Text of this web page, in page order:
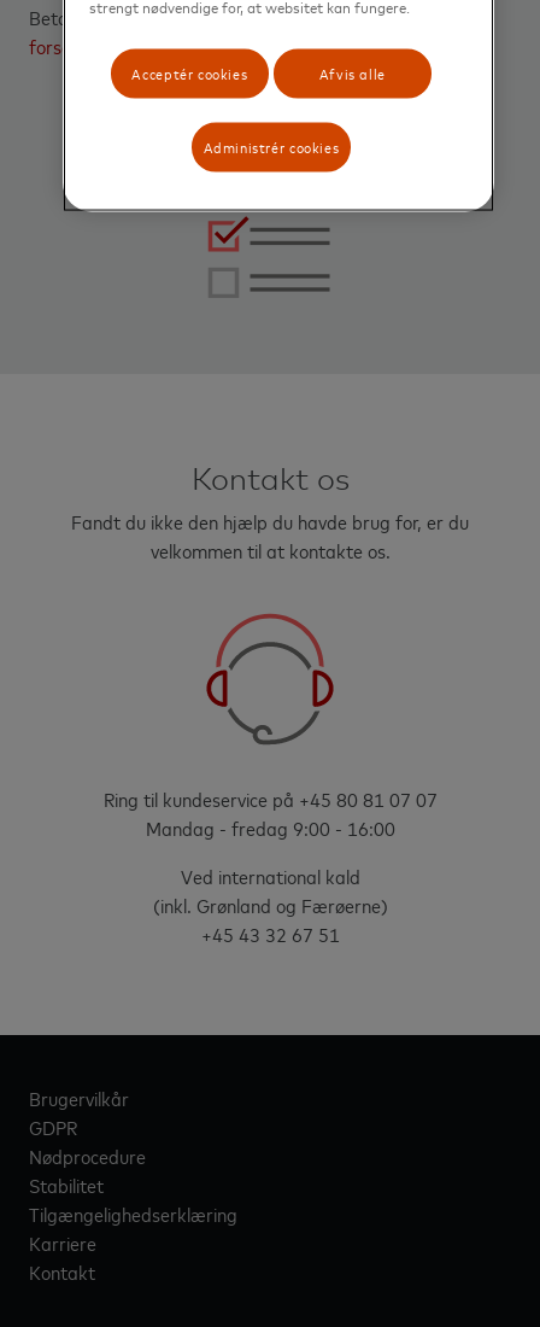
Betalingsservice med Indbetalingskort sat op til
forsendelse
Kontakt os
Fandt du ikke den hjælp du havde brug for, er du
velkommen til at kontakte os.
Ring til kundeservice på +45 80 81 07 07
Mandag - fredag 9:00 - 16:00
Ved international kald
(inkl. Grønland og Færøerne)
+45 43 32 67 51
Brugervilkår
GDPR
Nødprocedure
Stabilitet
Tilgængelighedserklæring
Karriere
Kontakt
strengt nødvendige for, at websitet kan fungere.
Acceptér cookies Afvis alle
Administrér cookies